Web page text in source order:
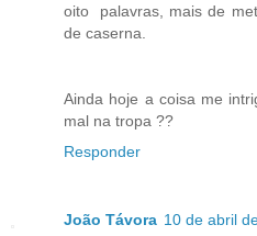
oito palavras, mais de
de caserna.
Ainda hoje a coisa me
mal na tropa ??
Responder
João Távora 10 de abril